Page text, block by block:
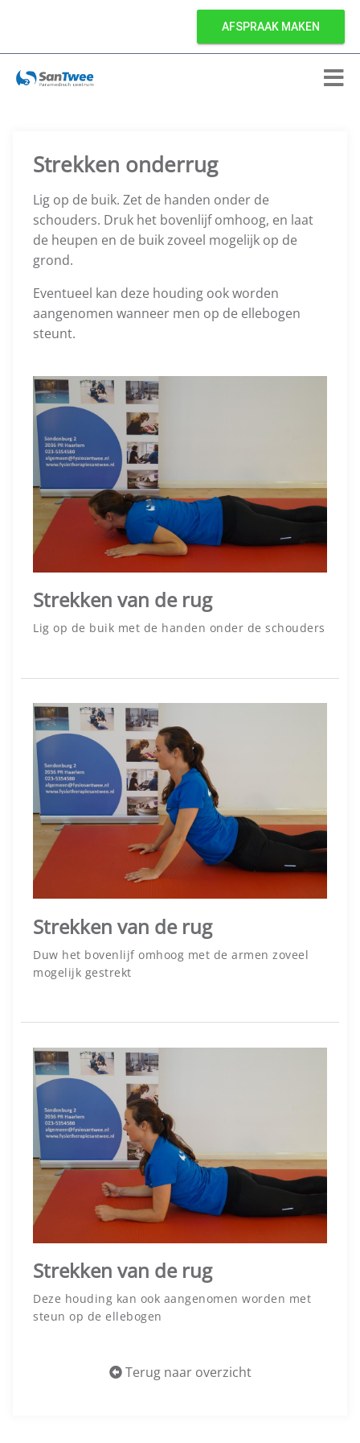
AFSPRAAK MAKEN
Strekken onderrug
Lig op de buik. Zet de handen onder de
schouders. Druk het bovenlijf omhoog, en laat
de heupen en de buik zoveel mogelijk op de
grond.
Eventueel kan deze houding ook worden
aangenomen wanneer men op de ellebogen
steunt.
Strekken van de rug
Lig op de buik met de handen onder de schouders
Strekken van de rug
Duw het bovenlijf omhoog met de armen zoveel
mogelijk gestrekt
Strekken van de rug
Deze houding kan ook aangenomen worden met
steun op de ellebogen
Terug naar overzicht